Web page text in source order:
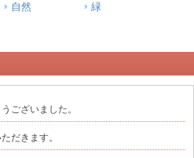
自然
緑
ございました。
だきます。